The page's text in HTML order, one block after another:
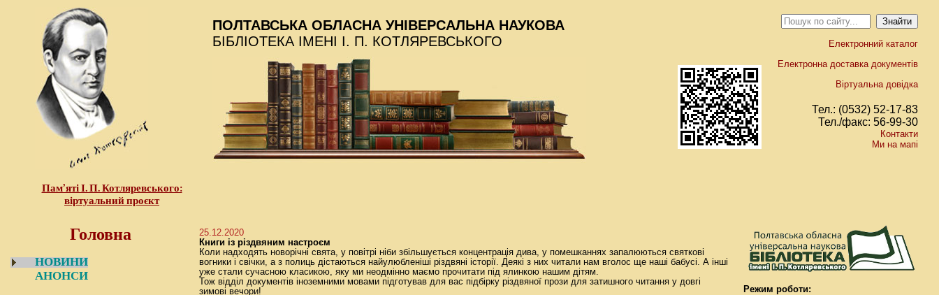
Пам’яті І. П. Котляревського:
віртуальний проєкт
ПОЛТАВСЬКА ОБЛАСНА УНІВЕРСАЛЬНА НАУКОВА
БІБЛІОТЕКА ІМЕНІ І. П. КОТЛЯРЕВСЬКОГО
Електронний каталог
Електронна доставка документів
Віртуальна довідка
Тел.: (0532) 52-17-83
Тел./факс: 56-99-30
Контакти
Ми на мапі
Головна
НОВИНИ
АНОНСИ
25.12.2020
Книги із різдвяним настроєм
Коли надходять новорічні свята, у повітрі ніби збільшується концентрація дива, у помешканнях запалюються святкові
вогники і свічки, а з полиць дістаються найулюбленіші різдвяні історії. Деякі з них читали нам вголос ще наші бабусі. А інші
уже стали сучасною класикою, яку ми неодмінно маємо прочитати під ялинкою нашим дітям.
Тож відділ документів іноземними мовами підготував для вас підбірку різдвяної прози для затишного читання у довгі
зимові вечори!
Режим роботи: